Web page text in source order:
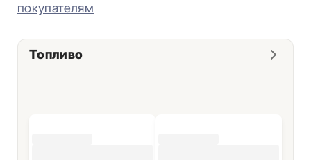
покупателям
Топливо